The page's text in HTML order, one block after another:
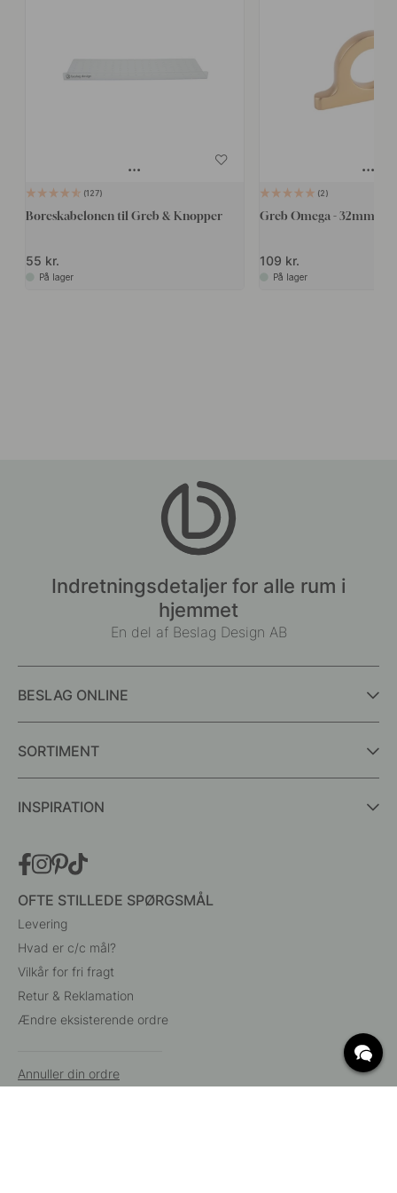
127
Boreskabelonen til Greb & Knopper
55 kr.
På lager
2
Greb Omega - 32mm -
109 kr.
På lager
Indretningsdetaljer for alle rum i
hjemmet
En del af Beslag Design AB
BESLAG ONLINE
SORTIMENT
INSPIRATION
OFTE STILLEDE SPØRGSMÅL
Levering
Hvad er c/c mål?
Vilkår for fri fragt
Retur & Reklamation
Ændre eksisterende ordre
Annuller din ordre